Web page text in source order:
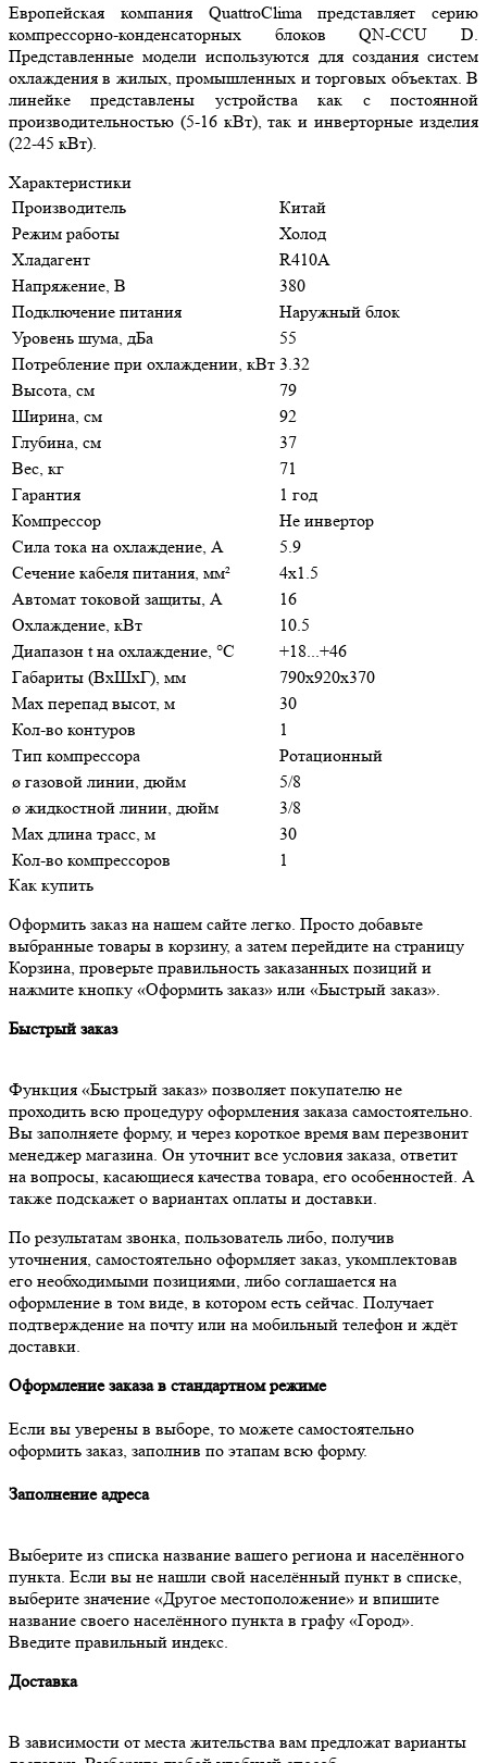
Европейская компания QuattroClima представляет серию
компрессорно-конденсаторных блоков QN-CCU D.
Представленные модели используются для создания систем
охлаждения в жилых, промышленных и торговых объектах. В
линейке представлены устройства как с постоянной
производительностью (5-16 кВт), так и инверторные изделия
(22-45 кВт).
Характеристики
Производитель
Китай
Режим работы
Холод
Хладагент
R410A
Напряжение, В
380
Подключение питания
Наружный блок
Уровень шума, дБа
55
Потребление при охлаждении, кВт 3.32
Высота, см
79
Ширина, см
92
Глубина, см
37
Вес, кг
71
Гарантия
1 год
Компрессор
Не инвертор
Сила тока на охлаждение, А
5.9
Сечение кабеля питания, мм²
4x1.5
Автомат токовой защиты, A
16
Охлаждение, кВт
10.5
Диапазон t на охлаждение, °С
+18...+46
Габариты (ВхШхГ), мм
790x920x370
Max перепад высот, м
30
Кол-во контуров
1
Тип компрессора
Ротационный
ø газовой линии, дюйм
5/8
ø жидкостной линии, дюйм
3/8
Max длина трасс, м
30
Кол-во компрессоров
1
Как купить
Оформить заказ на нашем сайте легко. Просто добавьте
выбранные товары в корзину, а затем перейдите на страницу
Корзина, проверьте правильность заказанных позиций и
нажмите кнопку «Оформить заказ» или «Быстрый заказ».
Быстрый заказ
Функция «Быстрый заказ» позволяет покупателю не
проходить всю процедуру оформления заказа самостоятельно.
Вы заполняете форму, и через короткое время вам перезвонит
менеджер магазина. Он уточнит все условия заказа, ответит
на вопросы, касающиеся качества товара, его особенностей. А
также подскажет о вариантах оплаты и доставки.
По результатам звонка, пользователь либо, получив
уточнения, самостоятельно оформляет заказ, укомплектовав
его необходимыми позициями, либо соглашается на
оформление в том виде, в котором есть сейчас. Получает
подтверждение на почту или на мобильный телефон и ждёт
доставки.
Оформление заказа в стандартном режиме
Если вы уверены в выборе, то можете самостоятельно
оформить заказ, заполнив по этапам всю форму.
Заполнение адреса
Выберите из списка название вашего региона и населённого
пункта. Если вы не нашли свой населённый пункт в списке,
выберите значение «Другое местоположение» и впишите
название своего населённого пункта в графу «Город».
Введите правильный индекс.
Доставка
В зависимости от места жительства вам предложат варианты